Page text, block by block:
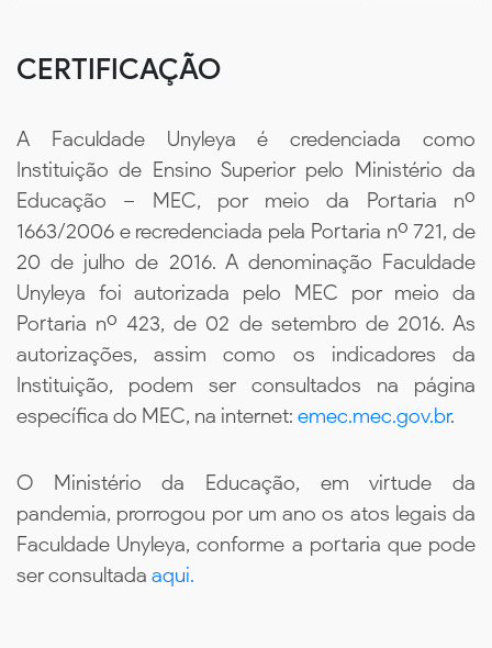
CERTIFICAÇÃO
A Faculdade Unyleya é credenciada como
Instituição de Ensino Superior pelo Ministério da
Educação – MEC, por meio da Portaria nº
1663/2006 e recredenciada pela Portaria nº 721, de
20 de julho de 2016. A denominação Faculdade
Unyleya foi autorizada pelo MEC por meio da
Portaria nº 423, de 02 de setembro de 2016. As
autorizações, assim como os indicadores da
Instituição, podem ser consultados na página
específica do MEC, na internet: emec.mec.gov.br.
O Ministério da Educação, em virtude da
pandemia, prorrogou por um ano os atos legais da
Faculdade Unyleya, conforme a portaria que pode
ser consultada aqui.